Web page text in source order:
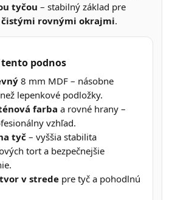
tyčou – stabilný základ pre
čistými rovnými okrajmi.
podnos
8 mm MDF – násobne
lepenkové podložky.
farba a rovné hrany –
vzhľad.
tyč – vyššia stabilita
tort a bezpečnejšie
v strede pre tyč a pohodlnú